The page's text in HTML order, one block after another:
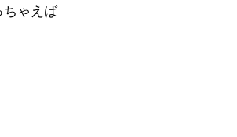
ちゃえば